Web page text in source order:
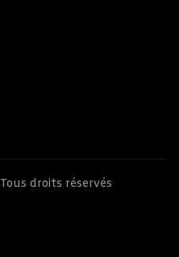
Tous droits réservés